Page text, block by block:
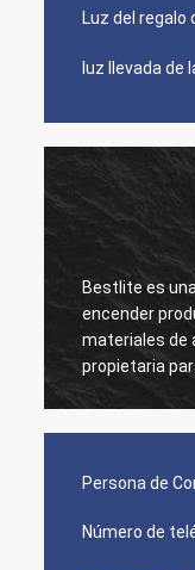
Luz del regalo
luz llevada de
Bestlite es
encender
materiales de
propietaria
ligeros más
confiado
Persona de
Número de